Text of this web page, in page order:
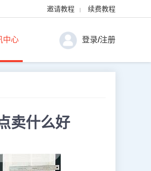
邀请教程 | 续费教程
中心 登录/注册
卖什么好